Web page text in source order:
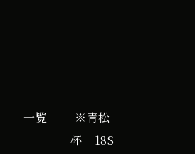
一覧
※青松
杯 18S